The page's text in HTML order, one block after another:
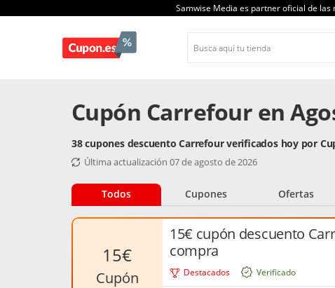
Samwise Media es partner oficial de
Cupón Carrefour en
38 cupones descuento Carrefour verificados hoy por
Última actualización 07 de agosto de 2026
Todos Cupones Ofertas
Destacados
15€
cupón
15€ cupón descuento
compra
Verificado